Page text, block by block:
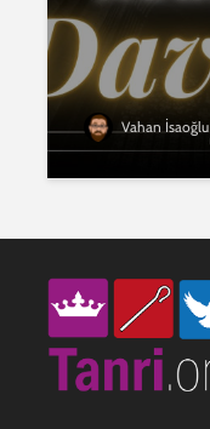
Vahan İsaoğlu